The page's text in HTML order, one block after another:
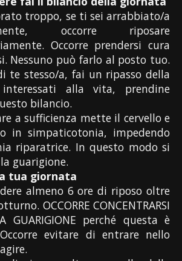
troppo, se ti sei arrabbiato/a
occorre riposare
Occorre prendersi cura
Nessuno può farlo al posto tuo.
te stesso/a, fai un ripasso della
alla vita, prendine
bilancio.
a sufficienza mette il cervello e
in simpaticotonia, impedendo
riparatrice. In questo modo si
guarigione.
tua giornata
almeno 6 ore di riposo oltre
OCCORRE CONCENTRARSI
GUARIGIONE perché questa è
evitare di entrare nello